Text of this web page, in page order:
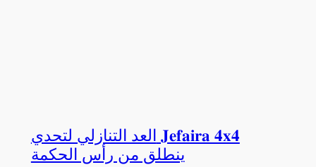
العد التنازلي لتحدي 𝐉𝐞𝐟𝐚𝐢𝐫𝐚 𝟒𝐱𝟒
ينطلق من رأس الحكمة